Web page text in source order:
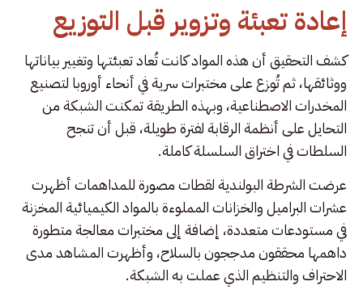
إعادة تعبئة وتزوير قبل التوزيع
كشف التحقيق أن هذه المواد كانت تُعاد تعبئتها وتغيير بياناتها
ووثائقها، ثم تُوزع على مختبرات سرية في أنحاء أوروبا لتصنيع
المخدرات الاصطناعية، وبهذه الطريقة تمكنت الشبكة من
التحايل على أنظمة الرقابة لفترة طويلة، قبل أن تنجح
السلطات في اختراق السلسلة كاملة.
عرضت الشرطة البولندية لقطات مصورة للمداهمات أظهرت
عشرات البراميل والخزانات المملوءة بالمواد الكيميائية المخزنة
في مستودعات متعددة، إضافة إلى مختبرات معالجة متطورة
داهمها محققون مدججون بالسلاح، وأظهرت المشاهد مدى
الاحتراف والتنظيم الذي عملت به الشبكة.